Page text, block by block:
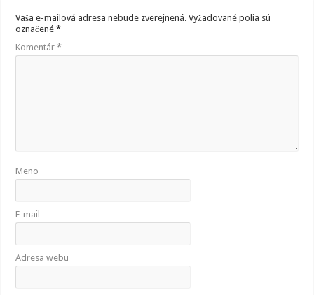
Vaša e-mailová adresa nebude zverejnená. Vyžadované polia sú
označené*
Komentár*
Meno
E-mail
Adresa webu